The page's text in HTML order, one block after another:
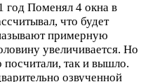
год Поменял 4 окна в
что будет
примерную
увеличивается. Но
посчитали, так и вышло.
озвученной